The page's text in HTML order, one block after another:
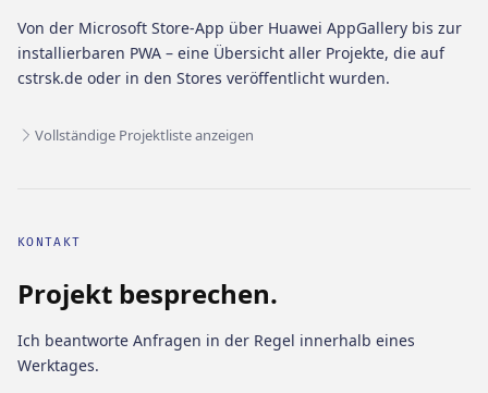
Von der Microsoft Store-App über Huawei AppGallery bis zur
installierbaren PWA – eine Übersicht aller Projekte, die auf
cstrsk.de oder in den Stores veröffentlicht wurden.
Vollständige Projektliste anzeigen
KONTAKT
Projekt besprechen.
Ich beantworte Anfragen in der Regel innerhalb eines
Werktages.